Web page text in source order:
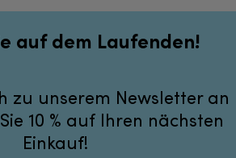
auf dem Laufenden!
zu unserem Newsletter an
10 % auf Ihren nächsten
Einkauf!